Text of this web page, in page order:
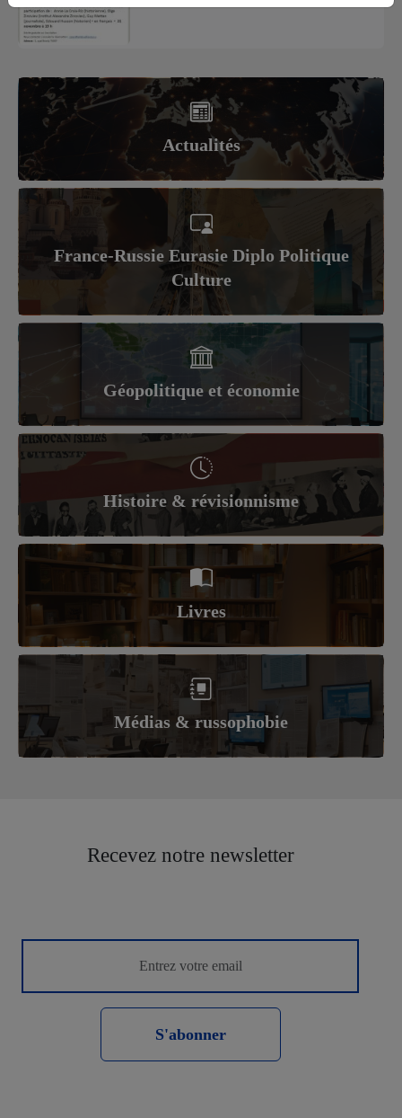
Actualités
France-Russie Eurasie Diplo Politique
Culture
Géopolitique et économie
Histoire & révisionnisme
Livres
Médias & russophobie
Recevez notre newsletter
S'abonner